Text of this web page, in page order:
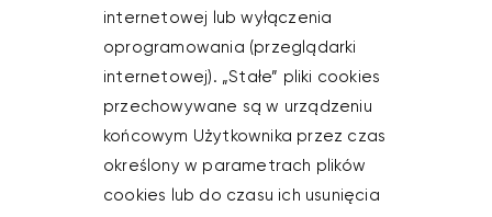
internetowej lub wyłączenia
oprogramowania (przeglądarki
internetowej). „Stałe” pliki cookies
przechowywane są w urządzeniu
końcowym Użytkownika przez czas
określony w parametrach plików
cookies lub do czasu ich usunięcia